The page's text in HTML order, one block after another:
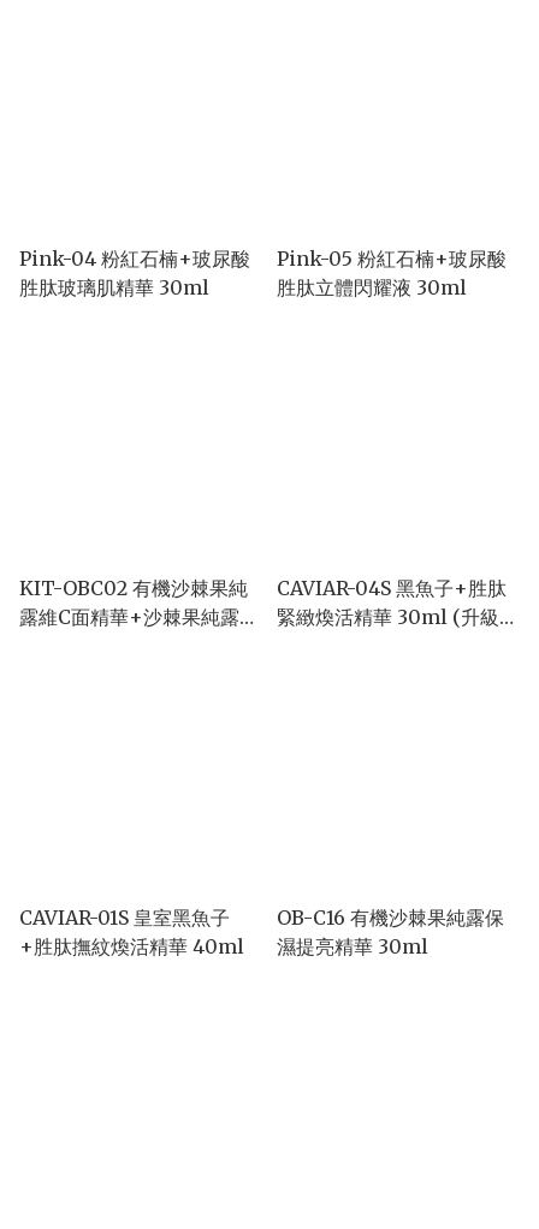
Pink-04 粉紅石楠+玻尿酸
胜肽玻璃肌精華 30ml
Pink-05 粉紅石楠+玻尿酸
胜肽立體閃耀液 30ml
KIT-OBC02 有機沙棘果純
露維C面精華+沙棘果純露維
CAVIAR-04S 黑魚子+胜肽
緊緻煥活精華 30ml (升級
CAVIAR-01S 皇室黑魚子
+胜肽撫紋煥活精華 40ml
OB-C16 有機沙棘果純露保
濕提亮精華 30ml